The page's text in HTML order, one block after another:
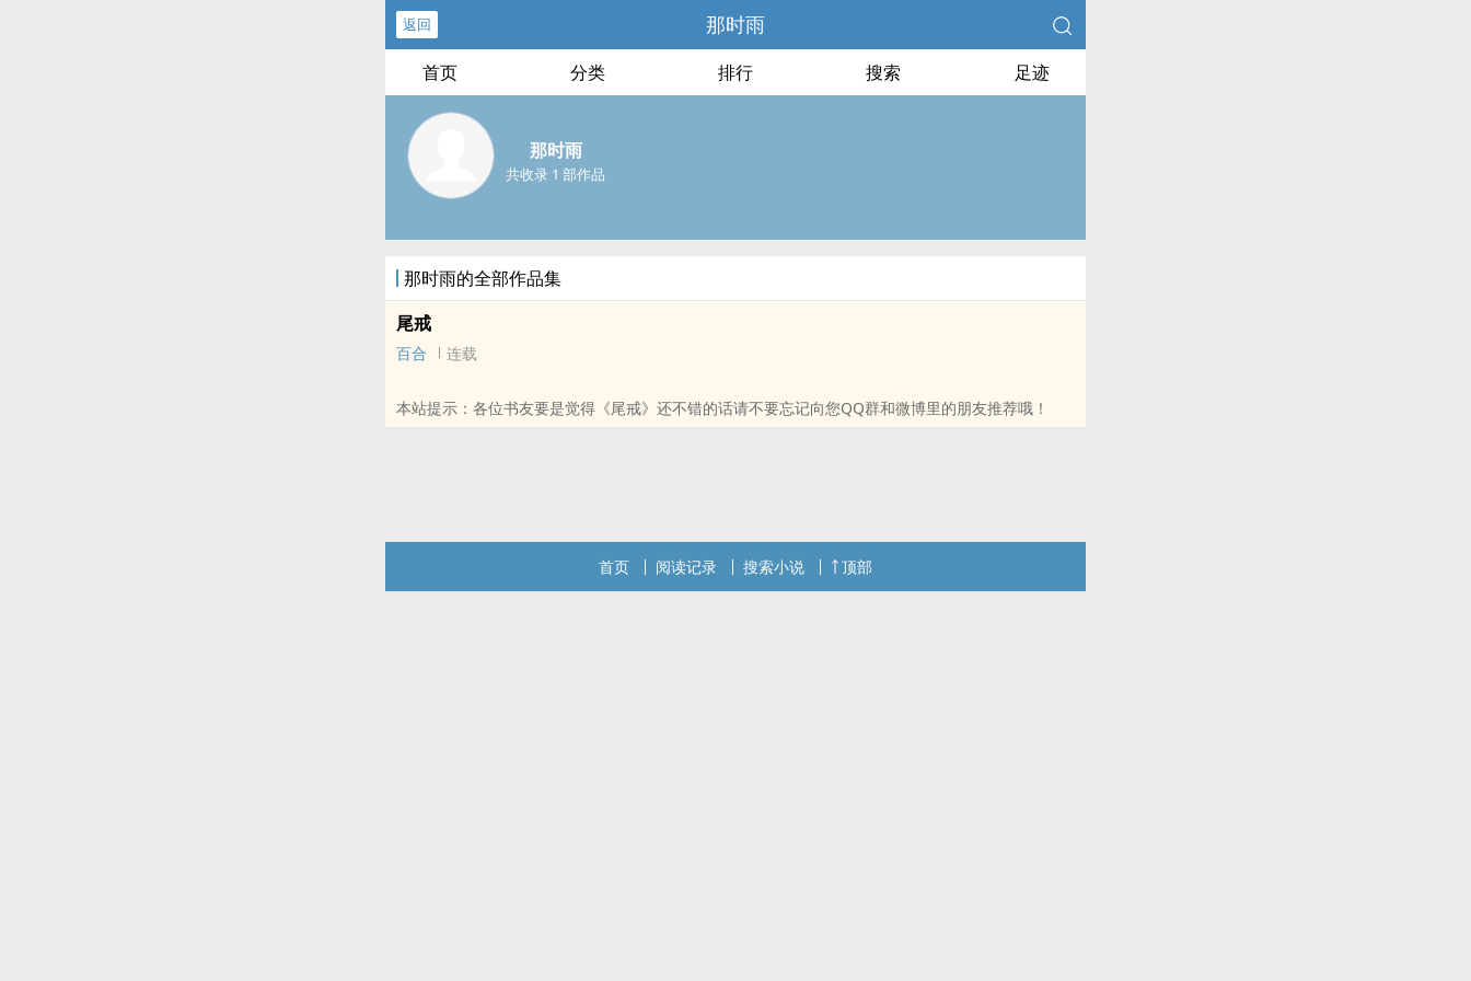
返回 那时雨
首页 分类 排行 搜索 足迹
那时雨
共收录 1 部作品
那时雨的全部作品集
尾戒
百合 连载
本站提示：各位书友要是觉得《尾戒》还不错的话请不要忘记向您QQ群和微博里的朋友推荐哦！
首页 阅读记录 搜索小说 顶部